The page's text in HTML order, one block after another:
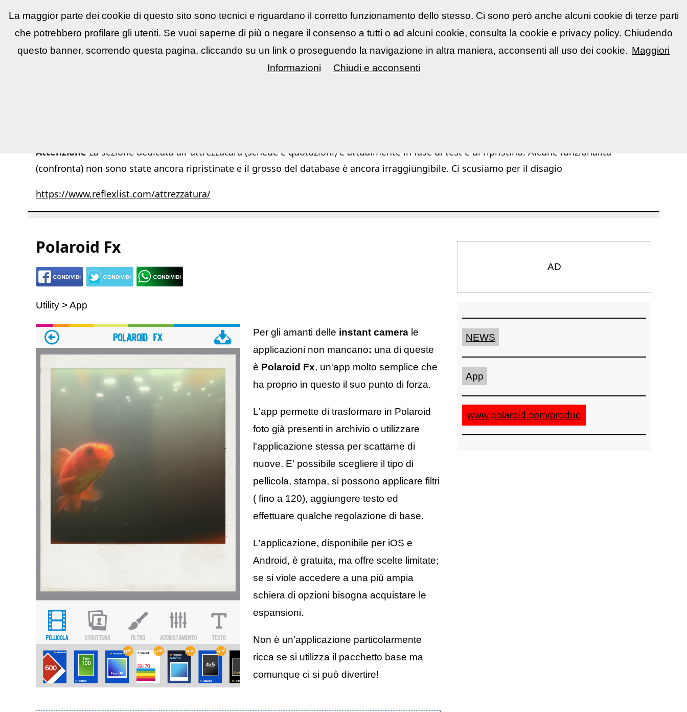
ReflexLIST▼ News e utility ▼ Concorsi fotografici ▼ Mostre Eventi▼ Contatti 🇮🇹 Italiano
Attenzione La sezione dedicata all''attrezzatura (schede e quotazioni) è attualmente in fase di test e di ripristino. Alcune funzionalità
(confronta) non sono state ancora ripristinate e il grosso del database è ancora irraggiungibile. Ci scusiamo per il disagio
https://www.reflexlist.com/attrezzatura/
Polaroid Fx
Utility > App
Per gli amanti delle instant camerale
applicazioni non mancano: una di queste
è Polaroid Fx, un'app molto semplice che
ha proprio in questo il suo punto di forza.
L'app permette di trasformare in Polaroid
foto già presenti in archivio o utilizzare
l'applicazione stessa per scattarne di
nuove. E' possibile scegliere il tipo di
pellicola, stampa, si possono applicare filtri
( fino a 120), aggiungere testo ed
effettuare qualche regolazione di base.
L'applicazione, disponibile per iOS e
Android, è gratuita, ma offre scelte limitate;
se si viole accedere a una più ampia
schiera di opzioni bisogna acquistare le
espansioni.
Non è un'applicazione particolarmente
ricca se si utilizza il pacchetto base ma
comunque ci si può divertire!
AD
NEWS
App
www.polaroid.com/produc
La maggior parte dei cookie di questo sito sono tecnici e riguardano il corretto funzionamento dello stesso. Ci sono però anche alcuni cookie di terze parti
che potrebbero profilare gli utenti. Se vuoi saperne di più o negare il consenso a tutti o ad alcuni cookie, consulta la cookie e privacy policy. Chiudendo
questo banner, scorrendo questa pagina, cliccando su un link o proseguendo la navigazione in altra maniera, acconsenti all uso dei cookie. Maggiori
Informazioni
Chiudi e acconsenti